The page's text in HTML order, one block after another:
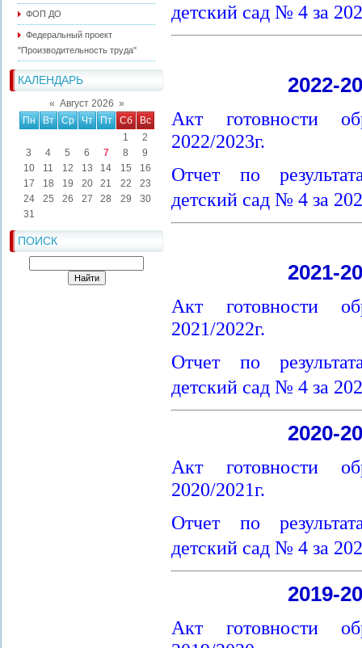
ФОП ДО
Федеральный проект
"Производительность труда"
КАЛЕНДАРЬ
« Август 2026 »
Пн
Вт Ср Чт Пт Сб
Вс
1
2
3
4 5 6 7 8
9
10
11 12 13 14 15
16
17
18 19 20 21 22
23
24
25 26 27 28 29
30
31
ПОИСК
детский сад № 4 за
2022-
Акт готовности
2022/2023г.
Отчет по
детский сад № 4 за
2021-
Акт готовности
2021/2022г.
Отчет по
детский сад № 4 за
2020-
Акт готовности
2020/2021г.
Отчет по
детский сад № 4 за
2019-
Акт готовности